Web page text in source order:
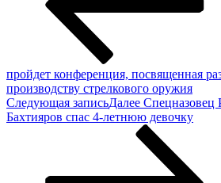
пройдет конференция, посвященная
производству стрелкового оружия
Следующая записьДалее Спецназовец
Бахтияров спас 4-летнюю девочку